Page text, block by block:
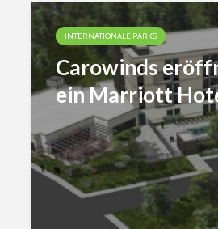
INTERNATIONALE PARKS
Carowinds
ein Marriott